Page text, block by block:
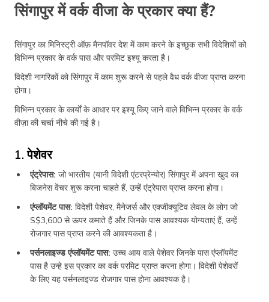
सिंगापुर में वर्क वीजा के प्रकार क्या हैं?
सिंगापुर का मिनिस्ट्री ऑफ़ मैनपॉवर देश में काम करने के इच्छुक सभी विदेशियों को
विभिन्न प्रकार के वर्क पास और परमिट इश्यू करता है।
विदेशी नागरिकों को सिंगापुर में काम शुरू करने से पहले वैध वर्क वीजा प्राप्त करना
होगा।
विभिन्न प्रकार के कार्यों के आधार पर इश्यू किए जाने वाले विभिन्न प्रकार के वर्क
वीज़ा की चर्चा नीचे की गई है।
1. पेशेवर
एंट्रेपास: जो भारतीय (यानी विदेशी एंटरप्रेन्योर) सिंगापुर में अपना खुद का
बिजनेस वेंचर शुरू करना चाहते हैं, उन्हें एंट्रेपास प्राप्त करना होगा।
एंप्लॉयमेंट पास: विदेशी पेशेवर, मैनेजर्स और एक्जीक्यूटिव लेवल के लोग जो
S$3,600 से ऊपर कमाते हैं और जिनके पास आवश्यक योग्यताएं हैं, उन्हें
रोजगार पास प्राप्त करने की आवश्यकता है।
पर्सनलाइज्ड एंप्लॉयमेंट पास: उच्च आय वाले पेशेवर जिनके पास एंप्लॉयमेंट
पास है उन्हे इस प्रकार का वर्क परमिट प्राप्त करना होगा। विदेशी पेशेवरों
के लिए यह पर्सनलाइज्ड रोजगार पास होना आवश्यक है।